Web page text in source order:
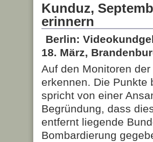
Kunduz,
erinnern
Berlin:
18. März,
Auf den Monitoren
erkennen. Die Punkte
spricht von einer
Begründung, dass
entfernt liegende
Bombardierung